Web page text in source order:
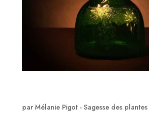
par Mélanie Pigot - Sagesse des plantes|